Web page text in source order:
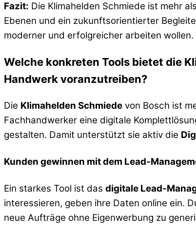
Fazit: Die Klimahelden Schmiede ist mehr
Ebenen und ein zukunftsorientierter
moderner und erfolgreicher arbeiten wollen.
Welche konkreten Tools bietet die
Handwerk voranzutreiben?
Die Klimahelden Schmiede von Bosch ist
Fachhandwerker eine digitale
gestalten. Damit unterstützt sie aktiv die
Kunden gewinnen mit dem Lead-
Ein starkes Tool ist das digitale Lead-
interessieren, geben ihre Daten online ein.
neue Aufträge ohne Eigenwerbung zu